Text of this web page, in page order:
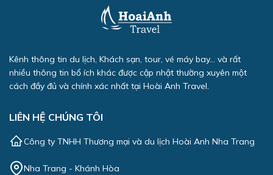
Kênh thông tin du lịch, Khách sạn, tour, vé máy bay... và rất
nhiều thông tin bổ ích khác được cập nhật thường xuyên một
cách đầy đủ và chính xác nhất tại Hoài Anh Travel.
LIÊN HỆ CHÚNG TÔI
Công ty TNHH Thương mại và du lịch Hoài Anh Nha Trang
Nha Trang - Khánh Hòa